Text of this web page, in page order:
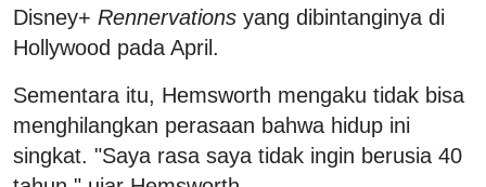
Disney+ Rennervations yang dibintanginya di
Hollywood pada April.
Sementara itu, Hemsworth mengaku tidak bisa
menghilangkan perasaan bahwa hidup ini
singkat. "Saya rasa saya tidak ingin berusia 40